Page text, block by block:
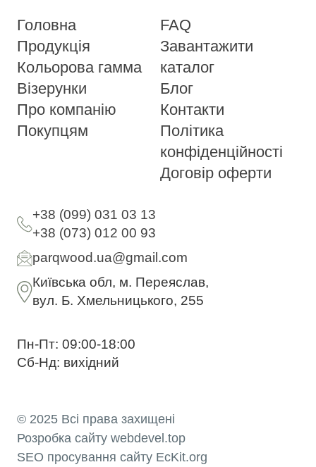
Головна
Продукція
Кольорова гамма
Візерунки
Про компанію
Покупцям
FAQ
Завантажити
каталог
Блог
Контакти
Політика
конфіденційності
Договір оферти
+38 (099) 031 03 13
+38 (073) 012 00 93
parqwood.ua@gmail.com
Київська обл, м. Переяслав,
вул. Б. Хмельницького, 255
Пн-Пт: 09:00-18:00
Сб-Нд: вихідний
© 2025 Всі права захищені
Розробка сайту webdevel.top
SEO просування сайту EcKit.org